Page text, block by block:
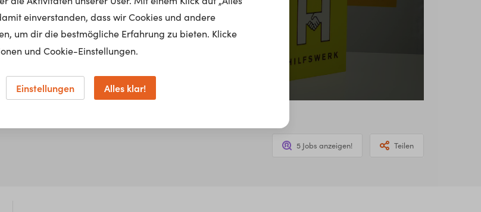
5 Jobs anzeigen! Teilen
einverstanden, dass wir Cookies und andere
um dir die bestmögliche Erfahrung zu bieten. Klicke
und Cookie-Einstellungen.
Einstellungen Alles klar!